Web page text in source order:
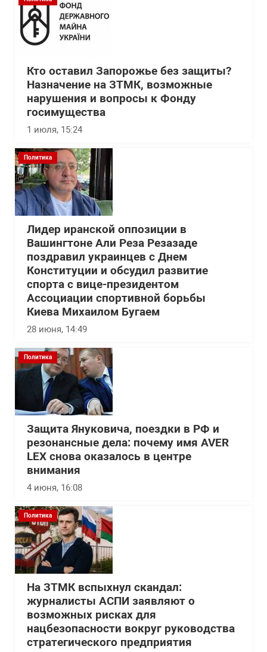
Кто оставил Запорожье без защиты?
Назначение на ЗТМК, возможные
нарушения и вопросы к Фонду
госимущества
1 июля, 15:24
Политика
Лидер иранской оппозиции в
Вашингтоне Али Реза Резазаде
поздравил украинцев с Днем
Конституции и обсудил развитие
спорта с вице-президентом
Ассоциации спортивной борьбы
Киева Михаилом Бугаем
28 июня, 14:49
Политика
Защита Януковича, поездки в РФ и
резонансные дела: почему имя AVER
LEX снова оказалось в центре
внимания
4 июня, 16:08
Политика
На ЗТМК вспыхнул скандал:
журналисты АСПИ заявляют о
возможных рисках для
нацбезопасности вокруг руководства
стратегического предприятия